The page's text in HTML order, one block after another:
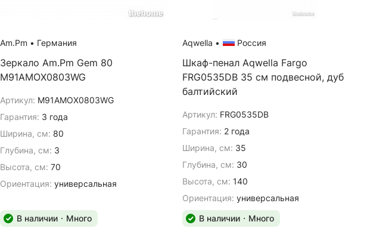
Am.Pm • Германия
Зеркало Am.Pm Gem 80
M91AMOX0803WG
Артикул: M91AMOX0803WG
Гарантия: 3 года
Ширина, см: 80
Глубина, см: 3
Высота, см: 70
Ориентация: универсальная
В наличии Много
Aqwella • Россия
Шкаф-пенал Aqwella Fargo
FRG0535DB 35 см подвесной, дуб
балтийский
Артикул: FRG0535DB
Гарантия: 2 года
Ширина, см: 35
Глубина, см: 30
Высота, см: 140
Ориентация: универсальная
В наличии
Много